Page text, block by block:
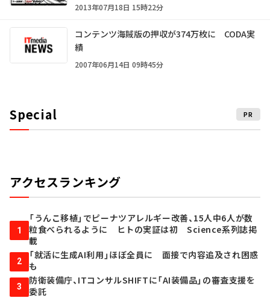
2013年07月18日 15時22分
コンテンツ海賊版の押収が374万枚に CODA実
績
2007年06月14日 09時45分
Special PR
アクセスランキング
1
「うんこ移植」でピーナツアレルギー改善、15人中6人が数
粒食べられるように ヒトの実証は初 Science系列誌掲
載
2
「就活に生成AI利用」ほぼ全員に 面接で内容追及され困惑
も
3
防衛装備庁、ITコンサルSHIFTに「AI装備品」の審査支援を
委託